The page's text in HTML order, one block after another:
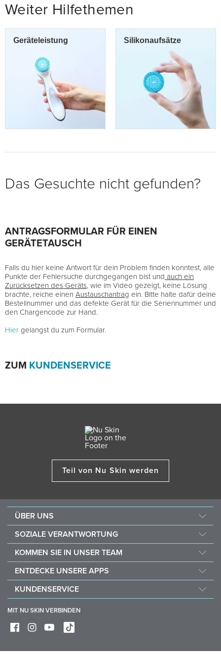
Weiter Hilfethemen
Geräteleistung Silikonaufsätze
Das Gesuchte nicht gefunden?
ANTRAGSFORMULAR FÜR EINEN
GERÄTETAUSCH
Falls du hier keine Antwort für dein Problem finden konntest, alle
Punkte der Fehlersuche durchgegangen bist und auch ein
Zurücksetzen des Geräts, wie im Video gezeigt, keine Lösung
brachte, reiche einen Austauschantrag ein. Bitte halte dafür deine
Bestellnummer und das defekte Gerät für die Seriennummer und
den Chargencode zur Hand.
Hier gelangst du zum Formular.
ZUM KUNDENSERVICE
Teil von Nu Skin werden
ÜBER UNS
Jobs & Karriere
SOZIALE VERANTWORTUNG
Force for Good
Kaufe und spende mit Vitameal
KOMMEN SIE IN UNSER TEAM
Finanzielle Vergütung
Richtlinien
ENTDECKE UNSERE APPS
Stela
KUNDENSERVICE
Mache von deinem Widerrufsrecht Gebrauch
MIT NU SKIN VERBINDEN